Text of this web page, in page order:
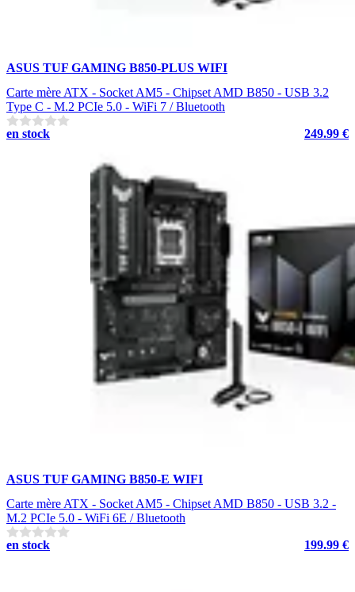
ASUS TUF GAMING B850-PLUS WIFI
Carte mère ATX - Socket AM5 - Chipset AMD B850 - USB 3.2
Type C - M.2 PCIe 5.0 - WiFi 7 / Bluetooth
en stock
249.99 €
ASUS TUF GAMING B850-E WIFI
Carte mère ATX - Socket AM5 - Chipset AMD B850 - USB 3.2 -
M.2 PCIe 5.0 - WiFi 6E / Bluetooth
en stock
199.99 €